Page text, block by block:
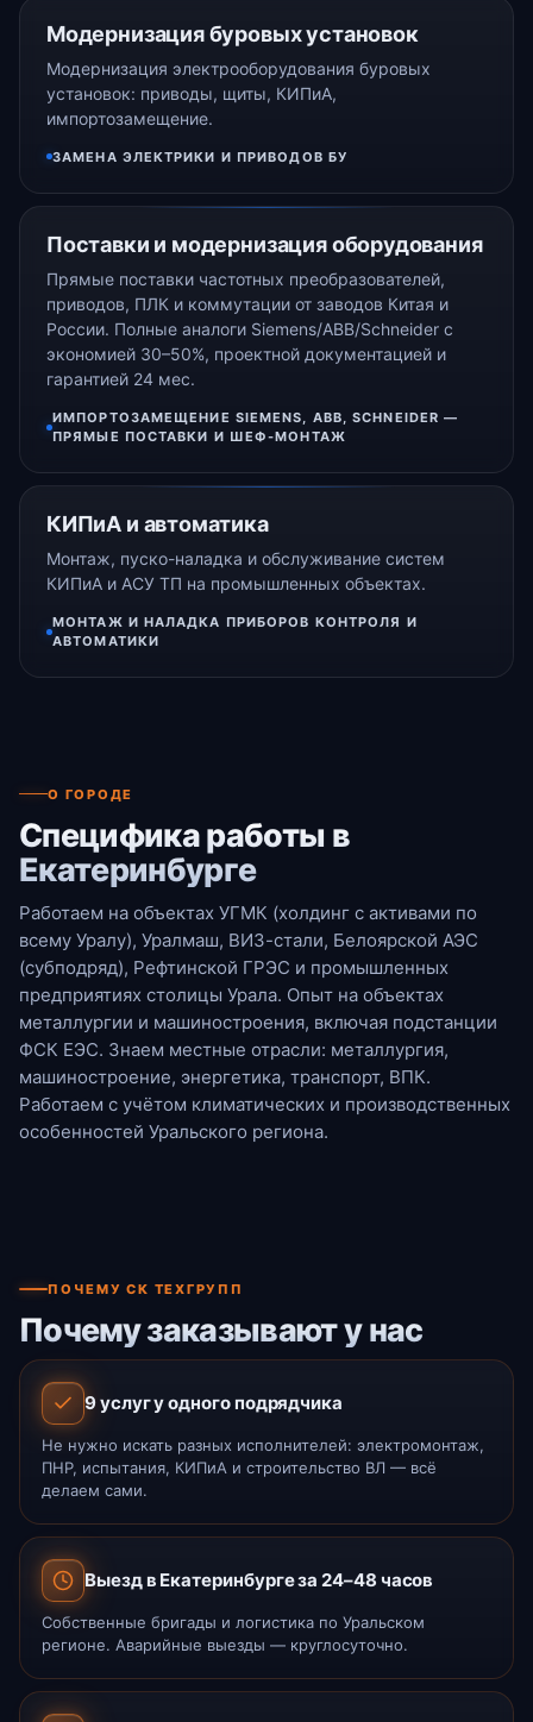
Модернизация буровых установок
Модернизация электрооборудования буровых
установок: приводы, щиты, КИПиА,
импортозамещение.
ЗАМЕНА ЭЛЕКТРИКИ И ПРИВОДОВ БУ
Поставки и модернизация оборудования
Прямые поставки частотных преобразователей,
приводов, ПЛК и коммутации от заводов Китая и
России. Полные аналоги Siemens/ABB/Schneider с
экономией 30–50%, проектной документацией и
гарантией 24 мес.
ИМПОРТОЗАМЕЩЕНИЕ SIEMENS, ABB, SCHNEIDER —
ПРЯМЫЕ ПОСТАВКИ И ШЕФ-МОНТАЖ
КИПиА и автоматика
Монтаж, пуско-наладка и обслуживание систем
КИПиА и АСУ ТП на промышленных объектах.
МОНТАЖ И НАЛАДКА ПРИБОРОВ КОНТРОЛЯ И
АВТОМАТИКИ
О ГОРОДЕ
Специфика работы в
Екатеринбурге
Работаем на объектах УГМК (холдинг с активами по
всему Уралу), Уралмаш, ВИЗ-стали, Белоярской АЭС
(субподряд), Рефтинской ГРЭС и промышленных
предприятиях столицы Урала. Опыт на объектах
металлургии и машиностроения, включая подстанции
ФСК ЕЭС. Знаем местные отрасли: металлургия,
машиностроение, энергетика, транспорт, ВПК.
Работаем с учётом климатических и производственных
особенностей Уральского региона.
ПОЧЕМУ СК ТЕХГРУПП
Почему заказывают у нас
9 услуг у одного подрядчика
Не нужно искать разных исполнителей: электромонтаж,
ПНР, испытания, КИПиА и строительство ВЛ — всё
делаем сами.
Выезд в Екатеринбурге за 24–48 часов
Собственные бригады и логистика по Уральском
регионе. Аварийные выезды — круглосуточно.